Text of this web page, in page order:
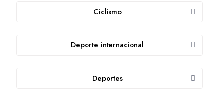
Ciclismo
Deporte internacional
Deportes